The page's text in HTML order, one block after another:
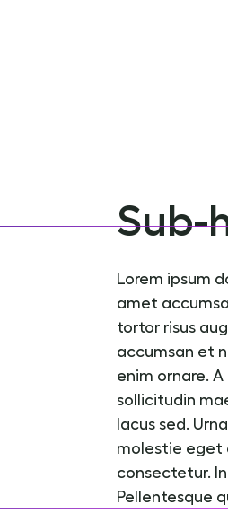
Sub-
Lorem ipsum
amet
tortor risus
accumsan et
enim ornare.
sollicitudin
lacus sed.
molestie eget
consectetur.
Pellentesque